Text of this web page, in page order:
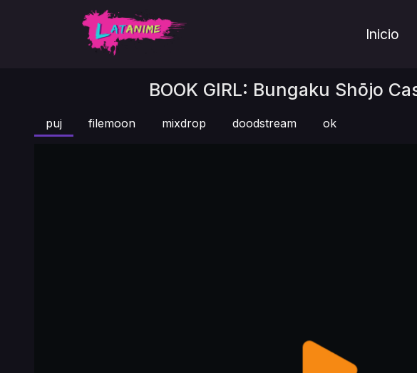
Inicio
BOOK GIRL: Bungaku Shōjo
puj filemoon mixdrop doodstream ok